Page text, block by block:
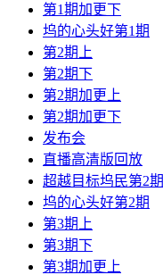
第1期加更下
坞的心头好第1期
第2期上
第2期下
第2期加更上
第2期加更下
发布会
直播高清版回放
超越目标坞民第2期
坞的心头好第2期
第3期上
第3期下
第3期加更上